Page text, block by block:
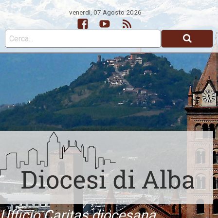
venerdì, 07 Agosto 2026
FacebookYoutubeFeed